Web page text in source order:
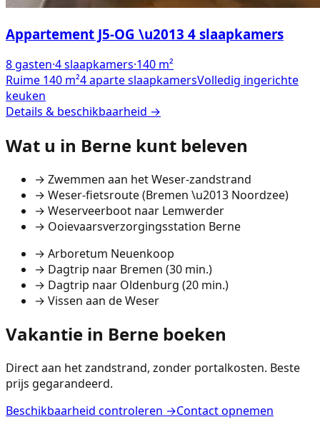
Appartement J5-OG \u2013 4 slaapkamers
8gasten·4slaapkamers·140 m²
Ruime 140 m²4 aparte slaapkamersVolledig ingerichte
keuken
Details & beschikbaarheid →
Wat u in Berne kunt beleven
→ Zwemmen aan het Weser-zandstrand
→ Weser-fietsroute (Bremen \u2013 Noordzee)
→ Weserveerboot naar Lemwerder
→ Ooievaarsverzorgingsstation Berne
→ Arboretum Neuenkoop
→ Dagtrip naar Bremen (30 min.)
→ Dagtrip naar Oldenburg (20 min.)
→ Vissen aan de Weser
Vakantie in Berne boeken
Direct aan het zandstrand, zonder portalkosten. Beste
prijs gegarandeerd.
Beschikbaarheid controleren →Contact opnemen